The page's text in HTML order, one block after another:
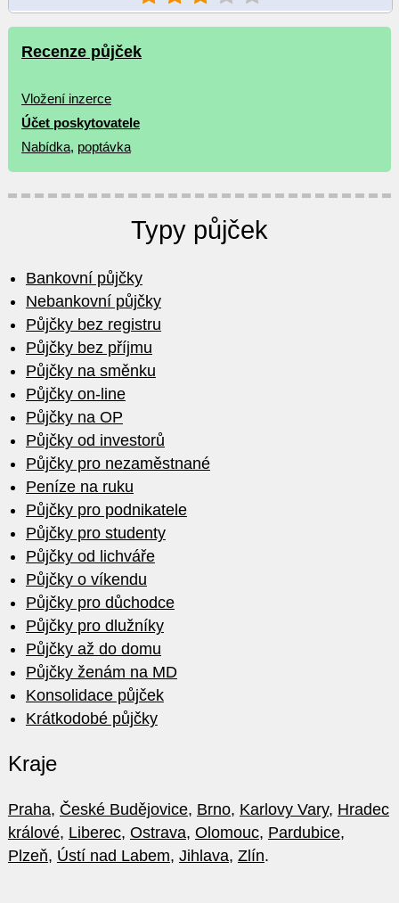
Recenze půjček
Vložení inzerce
Účet poskytovatele
Nabídka, poptávka
Typy půjček
Bankovní půjčky
Nebankovní půjčky
Půjčky bez registru
Půjčky bez příjmu
Půjčky na směnku
Půjčky on-line
Půjčky na OP
Půjčky od investorů
Půjčky pro nezaměstnané
Peníze na ruku
Půjčky pro podnikatele
Půjčky pro studenty
Půjčky od lichváře
Půjčky o víkendu
Půjčky pro důchodce
Půjčky pro dlužníky
Půjčky až do domu
Půjčky ženám na MD
Konsolidace půjček
Krátkodobé půjčky
Kraje
Praha, České Budějovice, Brno, Karlovy Vary, Hradec
králové, Liberec, Ostrava, Olomouc, Pardubice,
Plzeň, Ústí nad Labem, Jihlava, Zlín.